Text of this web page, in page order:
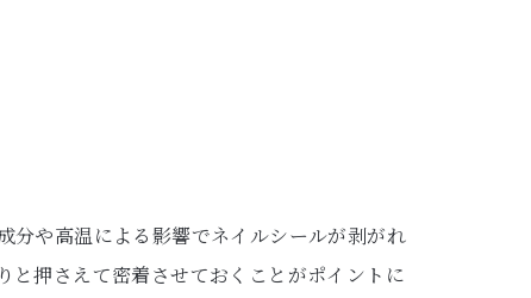
分や高温による影響でネイルシールが剥がれ
と押さえて密着させておくことがポイントに